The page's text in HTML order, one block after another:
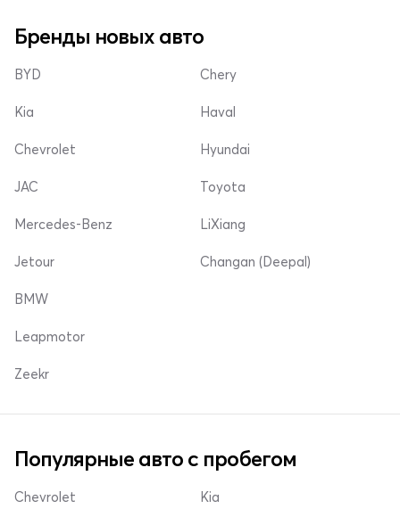
Бренды новых авто
BYD
Kia
Chevrolet
Chery
Haval
Hyundai
JAC
Mercedes-Benz
Jetour
Toyota
LiXiang
Changan (Deepal)
BMW
Leapmotor
Zeekr
Популярные авто с пробегом
Chevrolet Kia